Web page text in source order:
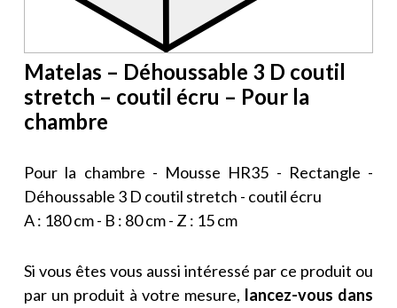
Matelas – Déhoussable 3 D coutil
stretch – coutil écru – Pour la
chambre
Pour la chambre - Mousse HR35 - Rectangle -
Déhoussable 3 D coutil stretch - coutil écru
A : 180 cm - B : 80 cm - Z : 15 cm
Si vous êtes vous aussi intéressé par ce produit ou
par un produit à votre mesure, lancez-vous dans